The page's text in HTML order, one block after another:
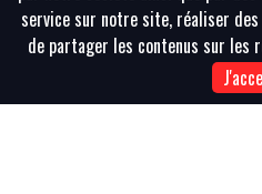
service sur notre site, réaliser
de partager les contenus sur les